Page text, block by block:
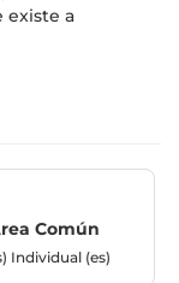
existe a
Común
Individual (es)